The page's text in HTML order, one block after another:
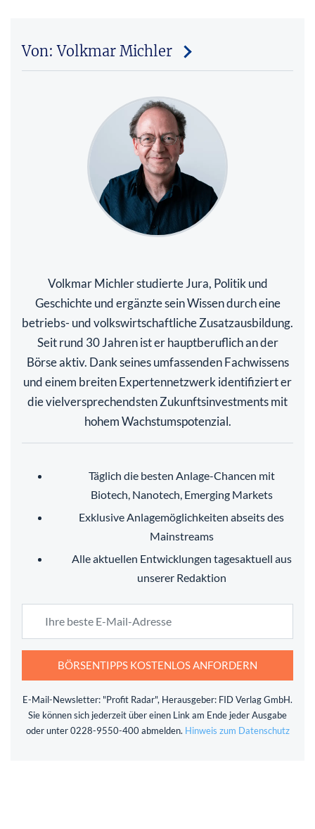
Von: Volkmar Michler
Volkmar Michler studierte Jura, Politik und
Geschichte und ergänzte sein Wissen durch eine
betriebs- und volkswirtschaftliche Zusatzausbildung.
Seit rund 30 Jahren ist er hauptberuflich an der
Börse aktiv. Dank seines umfassenden Fachwissens
und einem breiten Expertennetzwerk identifiziert er
die vielversprechendsten Zukunftsinvestments mit
hohem Wachstumspotenzial.
Täglich die besten Anlage-Chancen mit
Biotech, Nanotech, Emerging Markets
Exklusive Anlagemöglichkeiten abseits des
Mainstreams
Alle aktuellen Entwicklungen tagesaktuell aus
unserer Redaktion
BÖRSENTIPPS KOSTENLOS ANFORDERN
E-Mail-Newsletter: "Profit Radar", Herausgeber: FID Verlag GmbH.
Sie können sich jederzeit über einen Link am Ende jeder Ausgabe
oder unter 0228-9550-400 abmelden. Hinweis zum Datenschutz